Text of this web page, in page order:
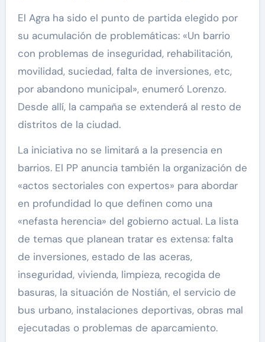
El Agra ha sido el punto de partida elegido por
su acumulación de problemáticas: «Un barrio
con problemas de inseguridad, rehabilitación,
movilidad, suciedad, falta de inversiones, etc,
por abandono municipal», enumeró Lorenzo.
Desde allí, la campaña se extenderá al resto de
distritos de la ciudad.
La iniciativa no se limitará a la presencia en
barrios. El PP anuncia también la organización de
«actos sectoriales con expertos» para abordar
en profundidad lo que definen como una
«nefasta herencia» del gobierno actual. La lista
de temas que planean tratar es extensa: falta
de inversiones, estado de las aceras,
inseguridad, vivienda, limpieza, recogida de
basuras, la situación de Nostián, el servicio de
bus urbano, instalaciones deportivas, obras mal
ejecutadas o problemas de aparcamiento.